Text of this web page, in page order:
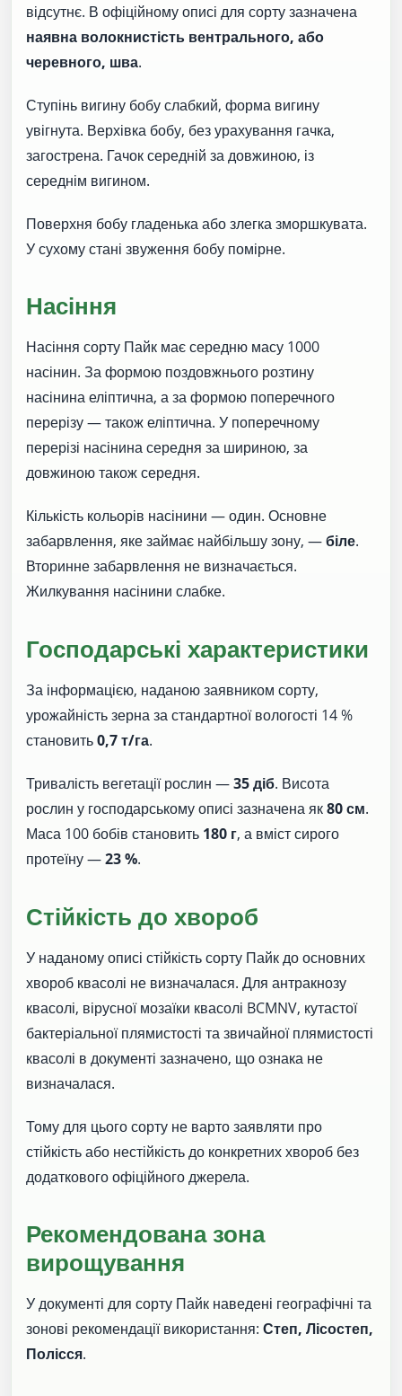
відсутнє. В офіційному описі для сорту зазначена
наявна волокнистість вентрального, або
черевного, шва.
Ступінь вигину бобу слабкий, форма вигину
увігнута. Верхівка бобу, без урахування гачка,
загострена. Гачок середній за довжиною, із
середнім вигином.
Поверхня бобу гладенька або злегка зморшкувата.
У сухому стані звуження бобу помірне.
Насіння
Насіння сорту Пайк має середню масу 1000
насінин. За формою поздовжнього розтину
насінина еліптична, а за формою поперечного
перерізу — також еліптична. У поперечному
перерізі насінина середня за шириною, за
довжиною також середня.
Кількість кольорів насінини — один. Основне
забарвлення, яке займає найбільшу зону, —біле.
Вторинне забарвлення не визначається.
Жилкування насінини слабке.
Господарські характеристики
За інформацією, наданою заявником сорту,
урожайність зерна за стандартної вологості 14 %
становить0,7 т/га.
Тривалість вегетації рослин —35 діб. Висота
рослин у господарському описі зазначена як80 см.
Маса 100 бобів становить 180 г, а вміст сирого
протеїну —23 %.
Стійкість до хвороб
У наданому описі стійкість сорту Пайк до основних
хвороб квасолі не визначалася. Для антракнозу
квасолі, вірусної мозаїки квасолі BCMNV, кутастої
бактеріальної плямистості та звичайної плямистості
квасолі в документі зазначено, що ознака не
визначалася.
Тому для цього сорту не варто заявляти про
стійкість або нестійкість до конкретних хвороб без
додаткового офіційного джерела.
Рекомендована зона
вирощування
У документі для сорту Пайк наведені географічні та
зонові рекомендації використання: Степ, Лісостеп,
Полісся.